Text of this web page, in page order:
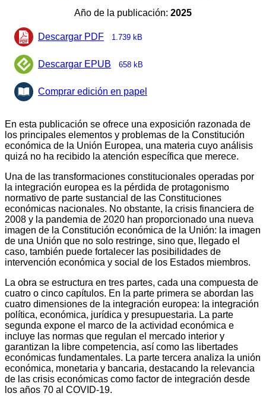
Año de la publicación: 2025
Descargar PDF 1.739 kB
Descargar EPUB 658 kB
Comprar edición en papel
En esta publicación se ofrece una exposición razonada de
los principales elementos y problemas de la Constitución
económica de la Unión Europea, una materia cuyo análisis
quizá no ha recibido la atención específica que merece.
Una de las transformaciones constitucionales operadas por
la integración europea es la pérdida de protagonismo
normativo de parte sustancial de las Constituciones
económicas nacionales. No obstante, la crisis financiera de
2008 y la pandemia de 2020 han proporcionado una nueva
imagen de la Constitución económica de la Unión: la imagen
de una Unión que no solo restringe, sino que, llegado el
caso, también puede fortalecer las posibilidades de
intervención económica y social de los Estados miembros.
La obra se estructura en tres partes, cada una compuesta de
cuatro o cinco capítulos. En la parte primera se abordan las
cuatro dimensiones de la integración europea: la integración
política, económica, jurídica y presupuestaria. La parte
segunda expone el marco de la actividad económica e
incluye las normas que regulan el mercado interior y
garantizan la libre competencia, así como las libertades
económicas fundamentales. La parte tercera analiza la unión
económica, monetaria y bancaria, destacando la relevancia
de las crisis económicas como factor de integración desde
los años 70 al COVID-19.